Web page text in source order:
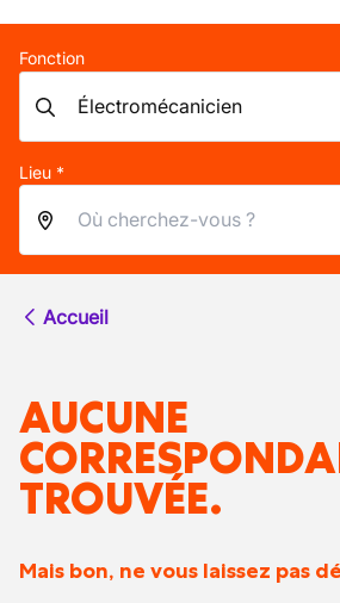
Fonction
Lieu *
Accueil
AUCUNE
TROUVÉE.
Mais bon, ne vous laissez pas